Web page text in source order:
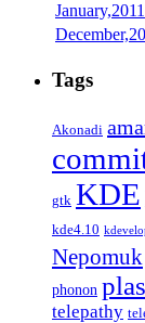
January,2011
Tags
Akonadi
gtk KDE
kde4.10
Nepomuk
phonon
telepathy